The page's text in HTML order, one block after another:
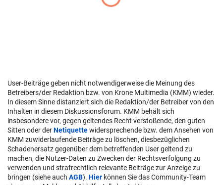
User-Beiträge geben nicht notwendigerweise die Meinung des
Betreibers/der Redaktion bzw. von Krone Multimedia (KMM) wieder.
In diesem Sinne distanziert sich die Redaktion/der Betreiber von den
Inhalten in diesem Diskussionsforum. KMM behält sich
insbesondere vor, gegen geltendes Recht verstoßende, den guten
Sitten oder derNetiquettewidersprechende bzw. dem Ansehen von
KMM zuwiderlaufende Beiträge zu löschen, diesbezüglichen
Schadenersatz gegenüber dem betreffenden User geltend zu
machen, die Nutzer-Daten zu Zwecken der Rechtsverfolgung zu
verwenden und strafrechtlich relevante Beiträge zur Anzeige zu
bringen (siehe auch AGB). Hier können Sie das Community-Team